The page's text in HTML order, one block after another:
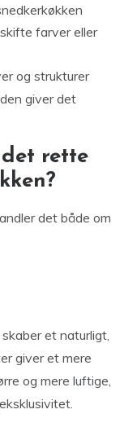
farver eller
og strukturer
giver det
rette
det både om
et naturligt,
giver et mere
og mere luftige,